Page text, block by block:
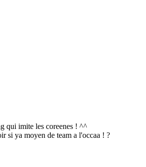
qui imite les coreenes ! ^^
si ya moyen de team a l'occaa ! ?